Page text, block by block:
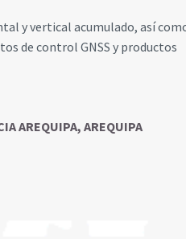
y vertical acumulado, así
de control GNSS y productos
AREQUIPA, AREQUIPA